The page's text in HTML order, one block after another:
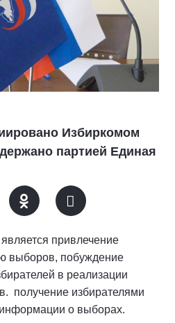
Избиркомом
партией Единая
привлечение
выборов, побуждение
в реализации
получение избирателями
о выборах.